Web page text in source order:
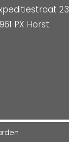
23
PX Horst